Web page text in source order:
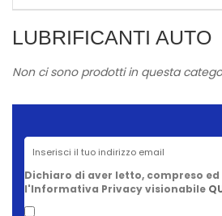
LUBRIFICANTI AUTO
Non ci sono prodotti in questa
Dichiaro di aver letto, compreso
l'Informativa Privacy visionabile